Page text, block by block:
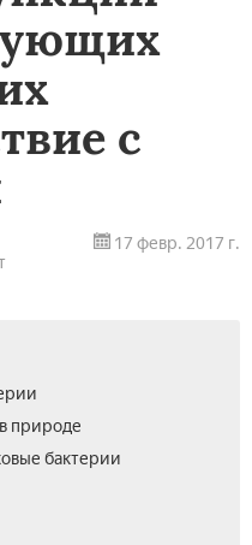
с
17 февр. 2017 г.
природе
бактерии